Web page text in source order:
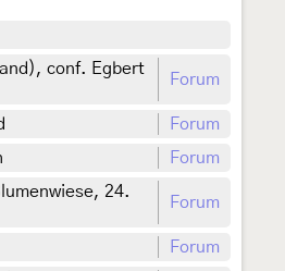
conf. Egbert
Forum
Forum
Forum
24.
Forum
Forum